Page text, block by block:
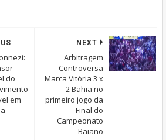
NEXT
Arbitragem
Controversa
Marca Vitória 3 x
2 Bahia no
primeiro jogo da
Final do
Campeonato
Baiano
do
em